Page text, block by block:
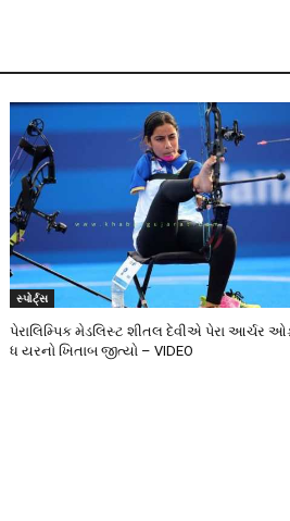
સ્પોર્ટ્સ
પેરાલિમ્પિક મેડલિસ્ટ શીતલ દેવીએ પેરા આર્ચર
ધ યરનો ખિતાબ જીત્યો – VIDEO